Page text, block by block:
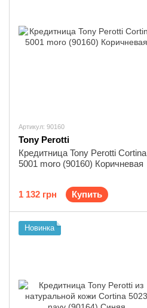
Артикул: 90160
Tony Perotti
Кредитница Tony Perotti Cortina
5001 moro (90160) Коричневая
1 132 грн Купить
Новинка